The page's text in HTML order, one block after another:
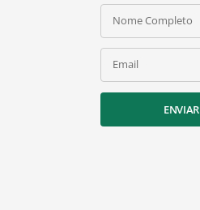
Nome Completo
Email
ENVIAR